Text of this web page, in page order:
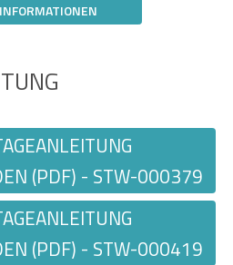
(PDF) - STW-000379
(PDF) - STW-000419